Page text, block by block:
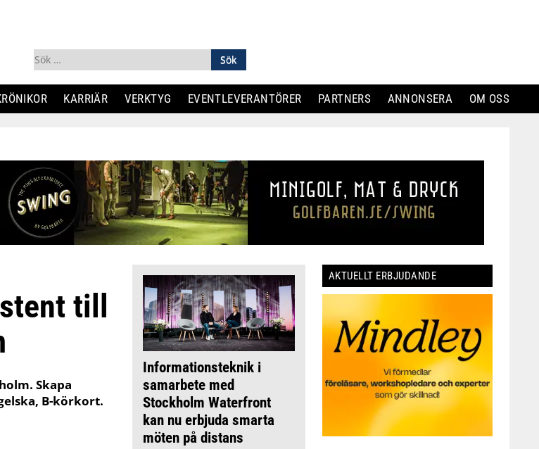
Sök
efter:
KARRIÄR VERKTYG EVENTLEVERANTÖRER PARTNERS ANNONSERA OM OSS
till
Skapa
B-körkort.
Informationsteknik i
samarbete med
Stockholm Waterfront
kan nu erbjuda smarta
möten på distans
AKTUELLT ERBJUDANDE